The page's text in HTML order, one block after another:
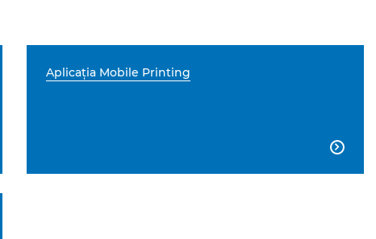
Aplicaţia Mobile Printing
